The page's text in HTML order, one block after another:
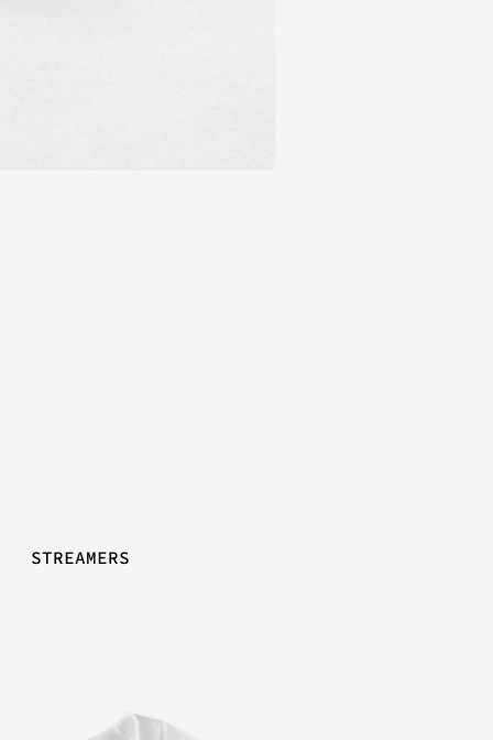
STREAMERS